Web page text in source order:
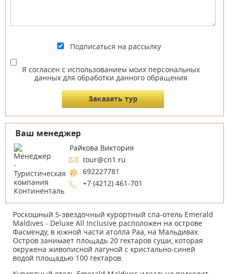
Подписаться на рассылку
Я согласен с использованием моих персональных
данных для обработки данного обращения
Ваш менеджер
Райкова Виктория
tour@cn1.ru
692227781
+7 (4212) 461-701
Роскошный 5-звездочный курортный спа-отель Emerald
Maldives - Deluxe All Inclusive расположен на острове
Фасменду, в южной части атолла Раа, на Мальдивах.
Остров занимает площадь 20 гектаров суши, которая
окружена живописной лагуной с кристально-синей
водой площадью 100 гектаров.